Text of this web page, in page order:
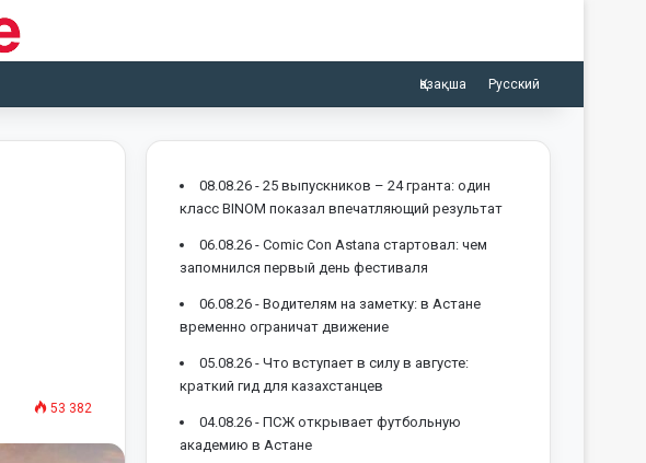
Қазақша Русский
53 382
08.08.26 -25 выпускников – 24 гранта: один
класс BINOM показал впечатляющий результат
06.08.26 -Comic Con Astana стартовал: чем
запомнился первый день фестиваля
06.08.26 -Водителям на заметку: в Астане
временно ограничат движение
05.08.26 -Что вступает в силу в августе:
краткий гид для казахстанцев
04.08.26 -ПСЖ открывает футбольную
академию в Астане